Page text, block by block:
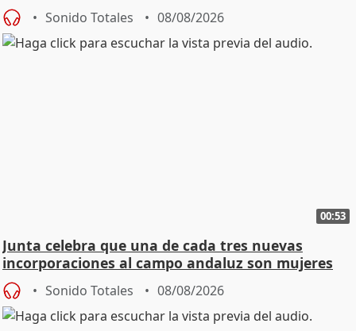
Sonido Totales 08/08/2026
00:53
Junta celebra que una de cada tres nuevas
incorporaciones al campo andaluz son mujeres
jóvenes
Sonido Totales 08/08/2026